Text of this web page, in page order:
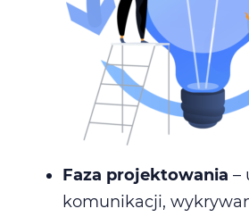
Faza projektowania –
komunikacji,